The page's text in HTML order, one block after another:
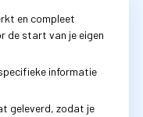
en compleet
de start van je eigen
informatie
geleverd, zodat je